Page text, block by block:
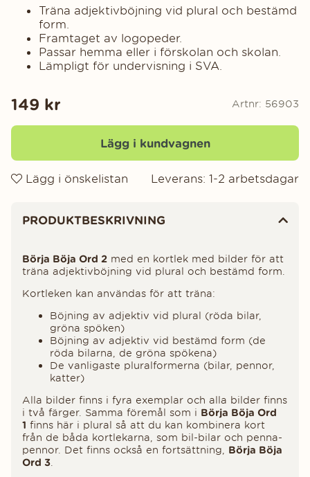
Träna adjektivböjning vid plural och bestämd
form.
Framtaget av logopeder.
Passar hemma eller i förskolan och skolan.
Lämpligt för undervisning i SVA.
149 kr Artnr: 56903
Lägg i kundvagnen
Lägg i önskelistan Leverans: 1-2 arbetsdagar
PRODUKTBESKRIVNING
Börja Böja Ord 2 med en kortlek med bilder för att
träna adjektivböjning vid plural och bestämd form.
Kortleken kan användas för att träna:
Böjning av adjektiv vid plural (röda bilar,
gröna spöken)
Böjning av adjektiv vid bestämd form (de
röda bilarna, de gröna spökena)
De vanligaste pluralformerna (bilar, pennor,
katter)
Alla bilder finns i fyra exemplar och alla bilder finns
i två färger. Samma föremål som i Börja Böja Ord
1 finns här i plural så att du kan kombinera kort
från de båda kortlekarna, som bil-bilar och penna-
pennor. Det finns också en fortsättning, Börja Böja
Ord 3.